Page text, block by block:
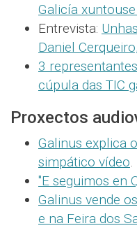
Galicía
Entrevista:
Daniel
3
cúpula das TIC
Proxectos
Galinus explica
simpático vídeo.
"E seguimos en
Galinus vende
e na Feira dos